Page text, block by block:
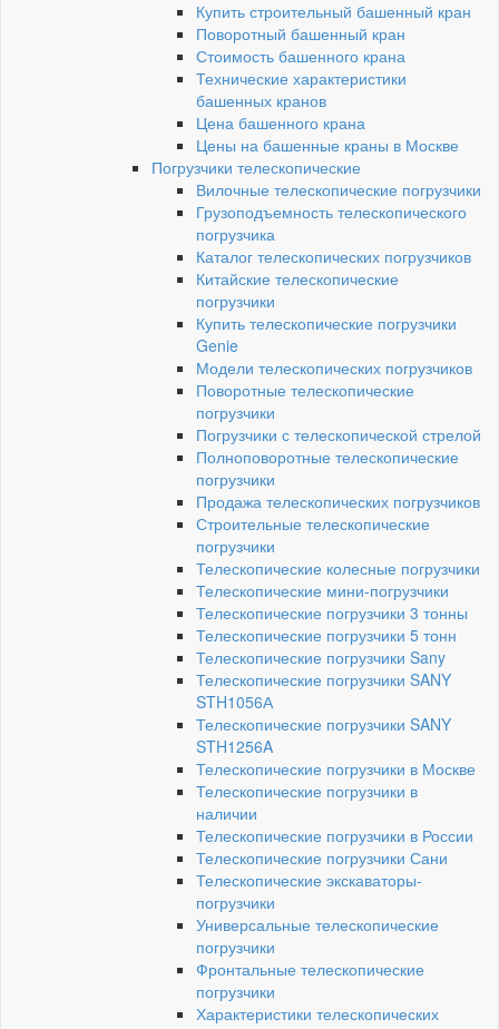
Купить строительный башенный кран
Поворотный башенный кран
Стоимость башенного крана
Технические характеристики
башенных кранов
Цена башенного крана
Цены на башенные краны в Москве
Погрузчики телескопические
Вилочные телескопические погрузчики
Грузоподъемность телескопического
погрузчика
Каталог телескопических погрузчиков
Китайские телескопические
погрузчики
Купить телескопические погрузчики
Genie
Модели телескопических погрузчиков
Поворотные телескопические
погрузчики
Погрузчики с телескопической стрелой
Полноповоротные телескопические
погрузчики
Продажа телескопических погрузчиков
Строительные телескопические
погрузчики
Телескопические колесные погрузчики
Телескопические мини-погрузчики
Телескопические погрузчики 3 тонны
Телескопические погрузчики 5 тонн
Телескопические погрузчики Sany
Телескопические погрузчики SANY
STH1056А
Телескопические погрузчики SANY
STH1256A
Телескопические погрузчики в Москве
Телескопические погрузчики в
наличии
Телескопические погрузчики в России
Телескопические погрузчики Сани
Телескопические экскаваторы-
погрузчики
Универсальные телескопические
погрузчики
Фронтальные телескопические
погрузчики
Характеристики телескопических